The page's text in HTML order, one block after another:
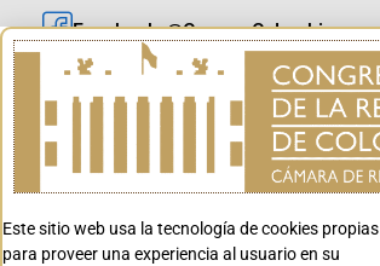
Facebook_@CamaraColombia
Instagram_@CamaraColombia
X_@CamaraColombia
Youtube_@CamaraColombia
Youtube_@CanalCongreso
Este sitio web usa la tecnología de cookies propias
para proveer una experiencia al usuario en su